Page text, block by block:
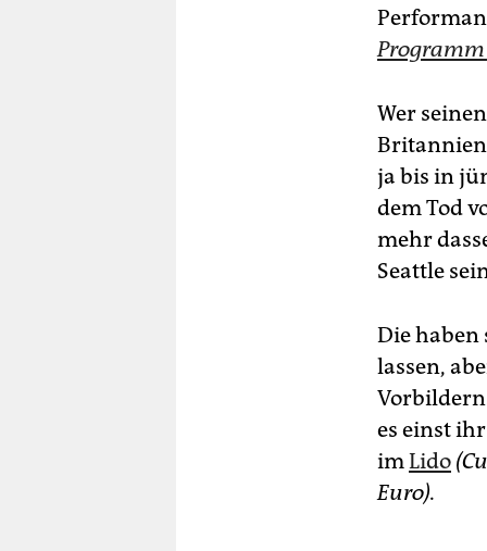
Wer
ja bis in
dem Tod
mehr
Seattle
Die haben
lassen,
es einst
imLido
Euro).